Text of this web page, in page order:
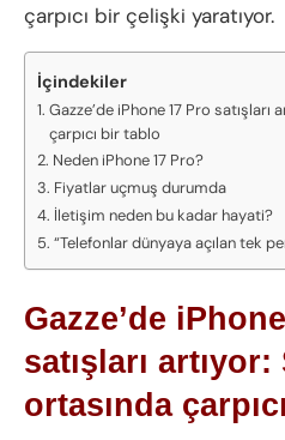
çarpıcı bir çelişki yaratıyor.
İçindekiler
Gazze’de iPhone 17 Pro satışları
çarpıcı bir tablo
Neden iPhone 17 Pro?
Fiyatlar uçmuş durumda
İletişim neden bu kadar hayati?
“Telefonlar dünyaya açılan tek
Gazze’de
satışları artıyor:
ortasında